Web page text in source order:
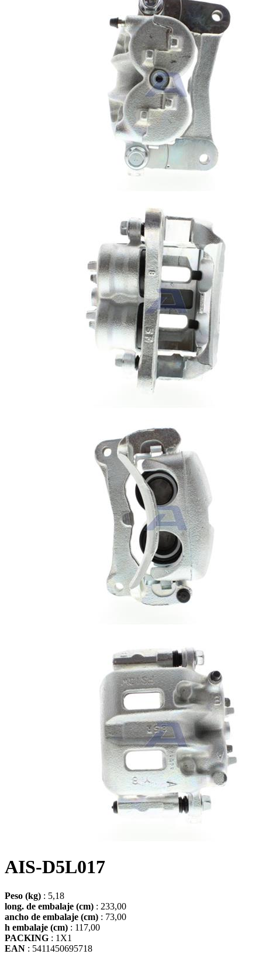
AIS-D5L017
Peso (kg) : 5,18
long. de embalaje (cm) : 233,00
ancho de embalaje (cm) : 73,00
h embalaje (cm) : 117,00
PACKING : 1X1
EAN : 5411450695718